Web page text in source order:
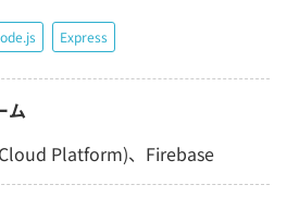
Express
ム
Platform)、Firebase